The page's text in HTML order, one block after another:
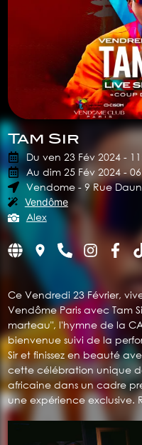
Tam Sir
Du ven 23 Fév 2024 -
Au dim 25 Fév 2024 -
Vendome - 9 Rue
Vendôme
Alex
Ce Vendredi 23 Février,
Vendôme Paris avec Tam
marteau", l'hymne de la
bienvenue suivi de la
Sir et finissez en beauté
cette célébration unique
africaine dans un cadre
une expérience exclusive.